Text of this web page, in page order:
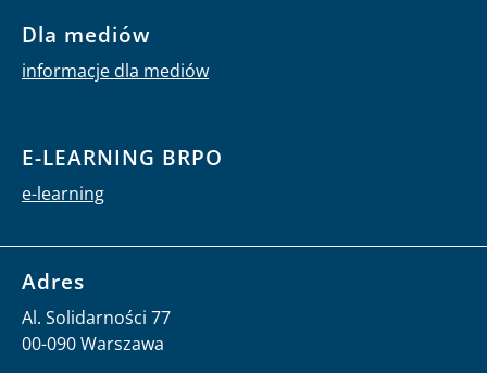
Dla mediów
informacje dla mediów
E-LEARNING BRPO
e-learning
Adres
Al. Solidarności 77
00-090 Warszawa